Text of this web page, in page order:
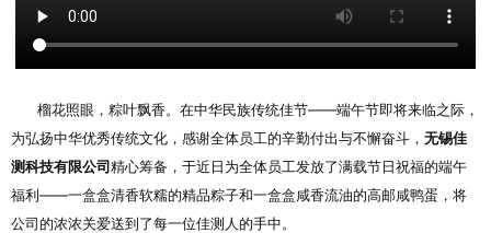
榴花照眼，粽叶飘香。在中华民族传统佳节——端午节即将来临之际，
为弘扬中华优秀传统文化，感谢全体员工的辛勤付出与不懈奋斗， 无锡佳
测科技有限公司精心筹备，于近日为全体员工发放了满载节日祝福的端午
福利——一盒盒清香软糯的精品粽子和一盒盒咸香流油的高邮咸鸭蛋 ，将
公司的浓浓关爱送到了每一位佳测人的手中。